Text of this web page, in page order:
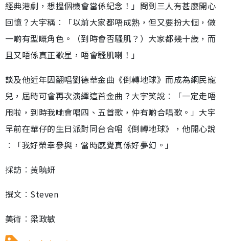
經典港劇，想搵個機會當係紀念！」問到三人有甚麼開心
回憶？大宇稱︰「以前大家都唔成熟，但又要扮大個，做
一啲有型嘅角色。（到時會否騷肌？）大家都幾十歲，而
且又唔係真正歌星，唔會騷肌喇！」
談及他近年因翻唱劉德華金曲《倒轉地球》而成為網民寵
兒，屆時可會再次演繹這首金曲？大宇笑說︰「一定走唔
甩啦，到時我哋會唱四、五首歌，仲有啲合唱歌。」大宇
早前在華仔的生日派對同台合唱《倒轉地球》，他開心說
︰「我好榮幸參與，當時感覺真係好夢幻。」
採訪︰黃曉妍
撰文︰Steven
美術︰梁政敏